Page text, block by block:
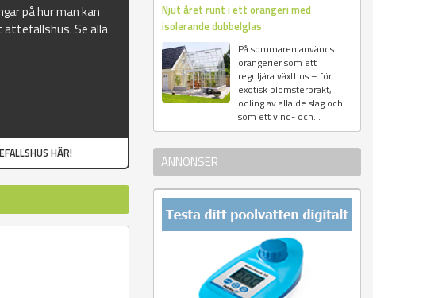
på hur man kan
Se alla
HÄR!
Njut året runt i ett orangeri med
isolerande dubbelglas
På sommaren används
orangerier som ett
reguljära växthus – för
exotisk blomsterprakt,
odling av alla de slag och
som ett vind- och...
ANNONSER